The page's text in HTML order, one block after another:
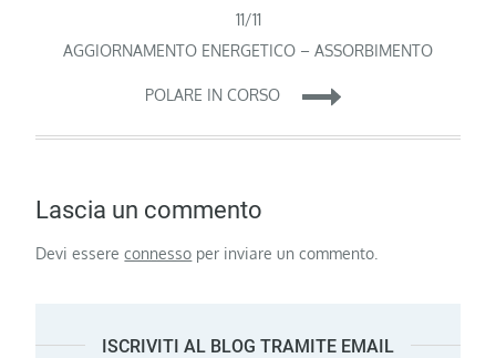
articoli
11/11
AGGIORNAMENTO ENERGETICO – ASSORBIMENTO
POLARE IN CORSO
Lascia un commento
Devi essereconnesso per inviare un commento.
ISCRIVITI AL BLOG TRAMITE EMAIL